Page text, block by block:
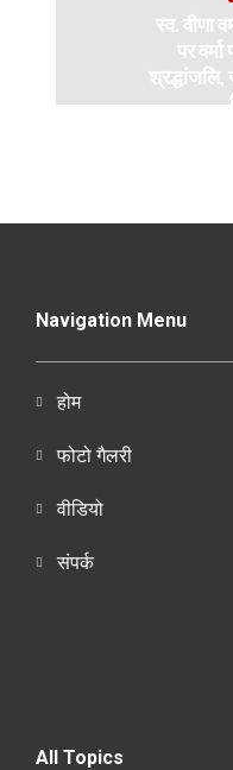
स्व. वीणा
पर
Navigation Menu
होम
फोटो गैलरी
वीडियो
संपर्क
All Topics